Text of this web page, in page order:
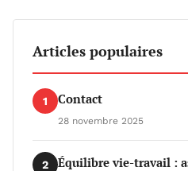
Articles populaires
1 Contact
28 novembre 2025
2 Équilibre vie-travail :